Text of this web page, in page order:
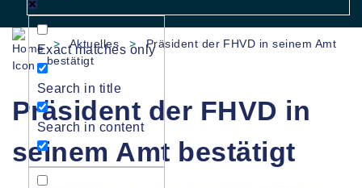
Exact matches only
Search in title
Search in content
> Aktuelles >
Präsident der FHVD in seinem Amt
bestätigt
Präsident der FHVD in
seinem Amt bestätigt